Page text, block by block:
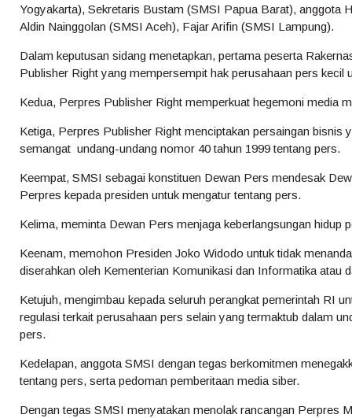
Yogyakarta), Sekretaris Bustam (SMSI Papua Barat), anggota
Aldin Nainggolan (SMSI Aceh), Fajar Arifin (SMSI Lampung).
Dalam keputusan sidang menetapkan, pertama peserta
Publisher Right yang mempersempit hak perusahaan pers kecil
Kedua, Perpres Publisher Right memperkuat hegemoni media
Ketiga, Perpres Publisher Right menciptakan persaingan bisnis
semangat undang-undang nomor 40 tahun 1999 tentang pers.
Keempat, SMSI sebagai konstituen Dewan Pers mendesak
Perpres kepada presiden untuk mengatur tentang pers.
Kelima, meminta Dewan Pers menjaga keberlangsungan hidup
Keenam, memohon Presiden Joko Widodo untuk tidak
diserahkan oleh Kementerian Komunikasi dan Informatika atau
Ketujuh, mengimbau kepada seluruh perangkat pemerintah RI
regulasi terkait perusahaan pers selain yang termaktub dalam
pers.
Kedelapan, anggota SMSI dengan tegas berkomitmen
tentang pers, serta pedoman pemberitaan media siber.
Dengan tegas SMSI menyatakan menolak rancangan Perpres